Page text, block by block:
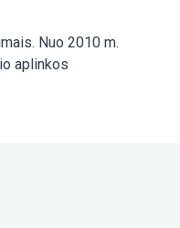
Nuo 2010 m.
aplinkos